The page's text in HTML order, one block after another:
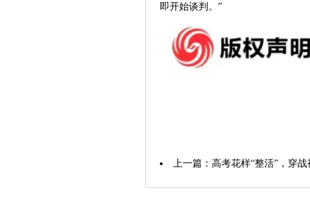
即开始谈判。”
上一篇： 高考花样“整活”，穿